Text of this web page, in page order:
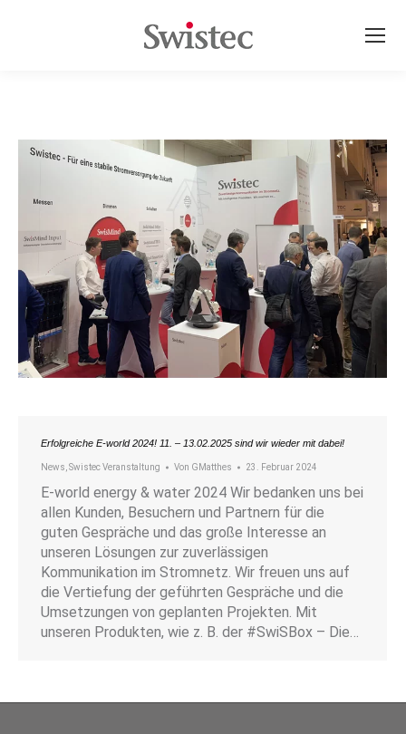
Erfolgreiche E-world 2024! 11. – 13.02.2025 sind wir wieder mit dabei!
News,Swistec Veranstaltung Von GMatthes 23. Februar 2024
E-world energy & water 2024 Wir bedanken uns bei
allen Kunden, Besuchern und Partnern für die
guten Gespräche und das große Interesse an
unseren Lösungen zur zuverlässigen
Kommunikation im Stromnetz. Wir freuen uns auf
die Vertiefung der geführten Gespräche und die
Umsetzungen von geplanten Projekten. Mit
unseren Produkten, wie z. B. der #SwiSBox – Die…